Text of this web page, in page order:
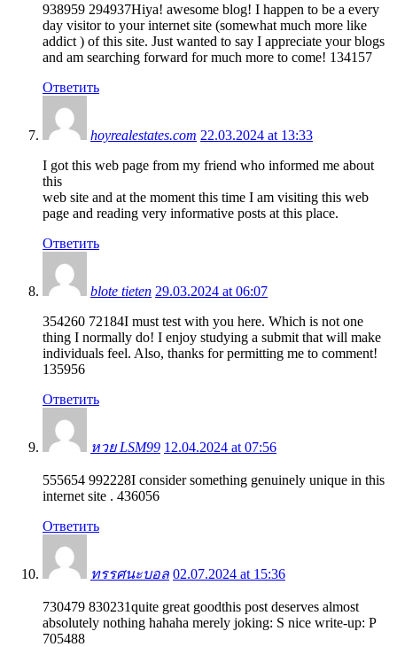
938959 294937Hiya! awesome blog! I happen to be a every
day visitor to your internet site (somewhat much more like
addict ) of this site. Just wanted to say I appreciate your blogs
and am searching forward for much more to come! 134157
Ответить
hoyrealestates.com 22.03.2024 at 13:33
I got this web page from my friend who informed me about
this
web site and at the moment this time I am visiting this web
page and reading very informative posts at this place.
Ответить
blote tieten 29.03.2024 at 06:07
354260 72184I must test with you here. Which is not one
thing I normally do! I enjoy studying a submit that will make
individuals feel. Also, thanks for permitting me to comment!
135956
Ответить
หวย LSM99 12.04.2024 at 07:56
555654 992228I consider something genuinely unique in this
internet site . 436056
Ответить
ทรรศนะบอล 02.07.2024 at 15:36
730479 830231quite great goodthis post deserves almost
absolutely nothing hahaha merely joking: S nice write-up: P
705488